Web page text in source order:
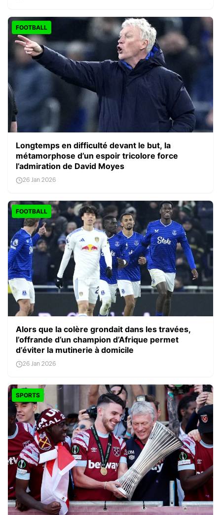
FOOTBALL
Longtemps en difficulté devant le but, la
métamorphose d’un espoir tricolore force
l’admiration de David Moyes
26 Jan 2026
FOOTBALL
Alors que la colère grondait dans les travées,
l’offrande d’un champion d’Afrique permet
d’éviter la mutinerie à domicile
26 Jan 2026
SPORTS